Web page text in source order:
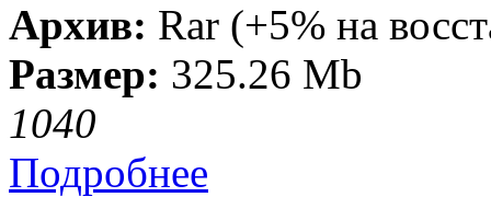
Архив: Rar (+5% на
Размер: 325.26 Mb
1040
Подробнее